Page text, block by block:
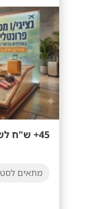
45+ ש"ח לשעה , מכירות פרונטליות
מתאים